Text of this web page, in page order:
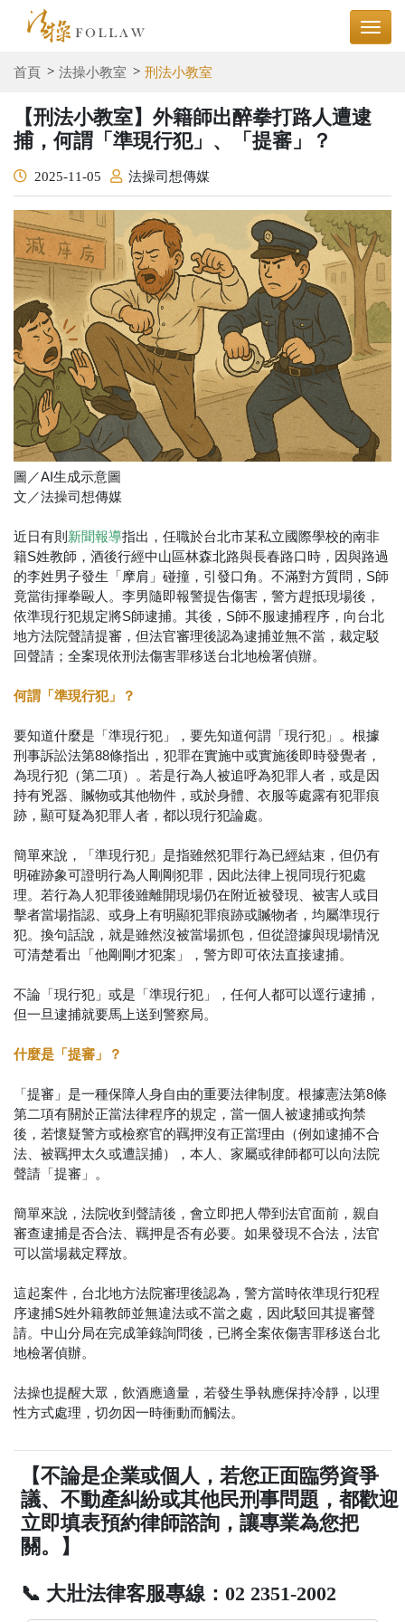
首頁 法操小教室 刑法小教室
【刑法小教室】外籍師出醉拳打路人遭逮
捕，何謂「準現行犯」、「提審」？
2025-11-05 法操司想傳媒
圖／AI生成示意圖
文／法操司想傳媒
近日有則 新聞報導指出，任職於台北市某私立國際學校的南非
籍S姓教師，酒後行經中山區林森北路與長春路口時，因與路過
的李姓男子發生「摩肩」碰撞，引發口角。不滿對方質問，S師
竟當街揮拳毆人。李男隨即報警提告傷害，警方趕抵現場後，
依準現行犯規定將S師逮捕。其後，S師不服逮捕程序，向台北
地方法院聲請提審，但法官審理後認為逮捕並無不當，裁定駁
回聲請；全案現依刑法傷害罪移送台北地檢署偵辦。
何謂「準現行犯」？
要知道什麼是「準現行犯」，要先知道何謂「現行犯」。根據
刑事訴訟法第88條指出，犯罪在實施中或實施後即時發覺者，
為現行犯（第二項）。若是行為人被追呼為犯罪人者，或是因
持有兇器、贓物或其他物件，或於身體、衣服等處露有犯罪痕
跡，顯可疑為犯罪人者，都以現行犯論處。
簡單來說，「準現行犯」是指雖然犯罪行為已經結束，但仍有
明確跡象可證明行為人剛剛犯罪，因此法律上視同現行犯處
理。若行為人犯罪後雖離開現場仍在附近被發現、被害人或目
擊者當場指認、或身上有明顯犯罪痕跡或贓物者，均屬準現行
犯。換句話說，就是雖然沒被當場抓包，但從證據與現場情況
可清楚看出「他剛剛才犯案」，警方即可依法直接逮捕。
不論「現行犯」或是「準現行犯」，任何人都可以逕行逮捕，
但一旦逮捕就要馬上送到警察局。
什麼是「提審」？
「提審」是一種保障人身自由的重要法律制度。根據憲法第8條
第二項有關於正當法律程序的規定，當一個人被逮捕或拘禁
後，若懷疑警方或檢察官的羈押沒有正當理由（例如逮捕不合
法、被羈押太久或遭誤捕），本人、家屬或律師都可以向法院
聲請「提審」。
簡單來說，法院收到聲請後，會立即把人帶到法官面前，親自
審查逮捕是否合法、羈押是否有必要。如果發現不合法，法官
可以當場裁定釋放。
這起案件，台北地方法院審理後認為，警方當時依準現行犯程
序逮捕S姓外籍教師並無違法或不當之處，因此駁回其提審聲
請。中山分局在完成筆錄詢問後，已將全案依傷害罪移送台北
地檢署偵辦。
法操也提醒大眾，飲酒應適量，若發生爭執應保持冷靜，以理
性方式處理，切勿因一時衝動而觸法。
【不論是企業或個人，若您正面臨勞資爭
議、不動產糾紛或其他民刑事問題，都歡迎
立即填表預約律師諮詢，讓專業為您把
關。】
📞 大壯法律客服專線：02 2351-2002